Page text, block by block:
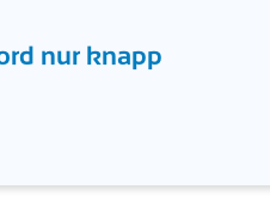
nur knapp